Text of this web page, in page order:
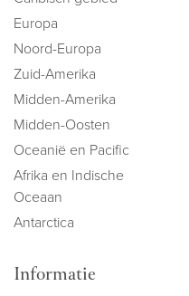
Europa
Noord-Europa
Zuid-Amerika
Midden-Amerika
Midden-Oosten
Oceanië en Pacific
Afrika en Indische
Oceaan
Antarctica
Informatie